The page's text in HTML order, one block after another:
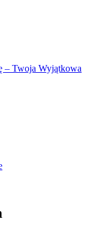
– Twoja Wyjątkowa